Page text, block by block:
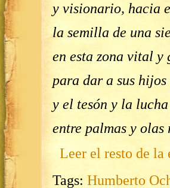
y visionario, hacia
la semilla de una
en esta zona vital y
para dar a sus hijos
y el tesón y la
entre palmas y
Leer el resto de la
Tags: Humberto